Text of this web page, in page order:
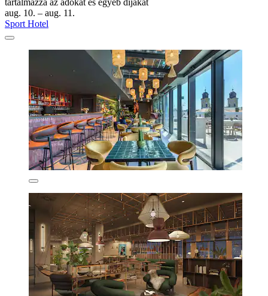
tartalmazza az adókat és egyéb díjakat
aug. 10. – aug. 11.
Sport Hotel